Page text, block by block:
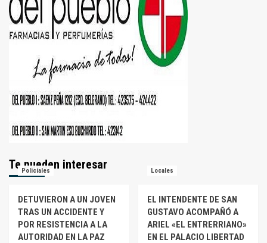
Te pueden interesar
Policiales
DETUVIERON A UN JOVEN
TRAS UN ACCIDENTE Y
POR RESISTENCIA A LA
AUTORIDAD EN LA PAZ
Locales
EL INTENDENTE DE SAN
GUSTAVO ACOMPAÑÓ A
ARIEL «EL ENTRERRIANO»
EN EL PALACIO LIBERTAD